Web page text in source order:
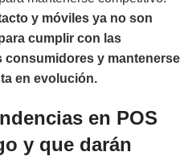
y móviles ya no son
cumplir con las
consumidores y mantenerse
en evolución.
en POS
y que darán